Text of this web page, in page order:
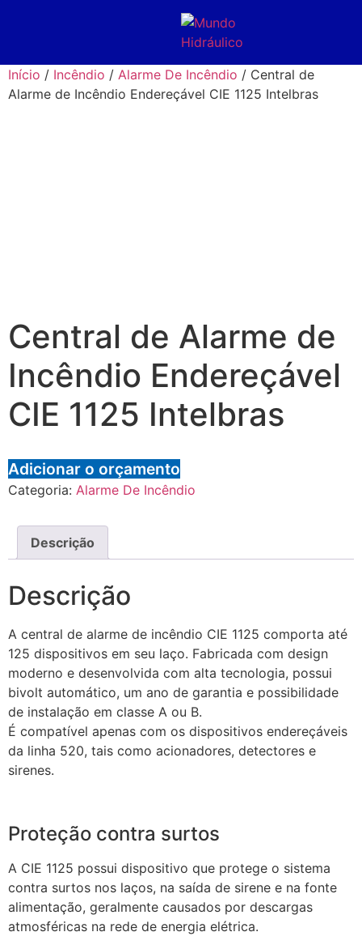
Início / Incêndio / Alarme De Incêndio / Central de
Alarme de Incêndio Endereçável CIE 1125 Intelbras
Central de Alarme de
Incêndio Endereçável
CIE 1125 Intelbras
Adicionar o orçamento
Categoria: Alarme De Incêndio
Descrição
Descrição
A central de alarme de incêndio CIE 1125 comporta até
125 dispositivos em seu laço. Fabricada com design
moderno e desenvolvida com alta tecnologia, possui
bivolt automático, um ano de garantia e possibilidade
de instalação em classe A ou B.
É compatível apenas com os dispositivos endereçáveis
da linha 520, tais como acionadores, detectores e
sirenes.
Proteção contra surtos
A CIE 1125 possui dispositivo que protege o sistema
contra surtos nos laços, na saída de sirene e na fonte
alimentação, geralmente causados por descargas
atmosféricas na rede de energia elétrica.